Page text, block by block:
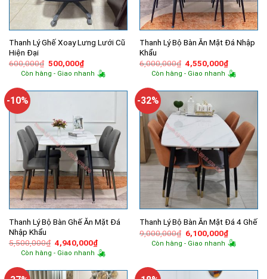
Thanh Lý Ghế Xoay Lưng Lưới Cũ
Hiện Đại
600,000₫ Giá
gốc
là:
500,000₫Giá
hiện
tại
500,000₫.
Còn hàng - Giao nhanh
Thanh Lý Bộ Bàn Ăn Mặt Đá Nhập
Khẩu
6,000,000₫ Giá
gốc
là:
4,550,000₫Giá
hiện
tại
Còn hàng - Giao nhanh
-10%
Thanh Lý Bộ Bàn Ghế Ăn Mặt Đá
Nhập Khẩu
5,500,000₫ Giá
gốc
là:
4,940,000₫Giá
hiện
tại
4,940,000₫.
Còn hàng - Giao nhanh
-32%
Thanh Lý Bộ Bàn Ăn Mặt Đá 4 Ghế
9,000,000₫ Giá
gốc
là:
6,100,000₫Giá
hiện
tại
Còn hàng - Giao nhanh